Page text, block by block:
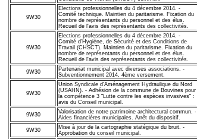
9W30
Elections professionnelles du 4 décembre 2014. -
Comité technique. Maintien du paritarisme. Fixation du
nombre de représentants du personnel et des élus.
Recueil de l'avis des représentants des collectivités.
9W30
Elections professionnelles du 4 décembre 2014. -
Comité d'Hygiène, de Sécurité et des Conditions de
Travail (CHSCT). Maintien du paritarisme. Fixation du
nombre de représentants du personnel et des élus.
Recueil de l'avis des représentants des collectivités.
9W30
Partenariat municipal avec diverses associations. -
Subventionnement 2014, 4ème versement.
9W30
Union Syndicale d'Aménagement Hydraulique du Nord
(USAHN). - Adhésion de la commune de Bouvines pour
la compétence 3 "Lutte contre les espèces invasives" :
avis du Conseil municipal.
9W30
Valorisation de notre patrimoine architectural commun. -
Aides financières municipales. Arrêt du dispositif.
9W30
Mise à jour de la cartographie statégique du bruit. -
Approbation du conseil municipal.